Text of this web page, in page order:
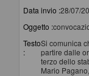
Data invio :28/07/
Oggetto :
Testo
:
Si comunica
partire dalle
terzo dello
Mario